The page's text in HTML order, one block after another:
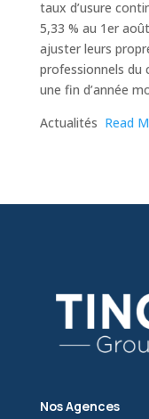
taux d’usure
5,33 % au 1er
ajuster leurs
professionnels du
une fin d’année
​Actualités Read
Nos Agences